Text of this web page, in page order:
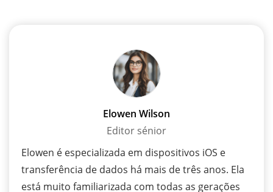
Elowen Wilson
Editor sénior
Elowen é especializada em dispositivos iOS e
transferência de dados há mais de três anos. Ela
está muito familiarizada com todas as gerações